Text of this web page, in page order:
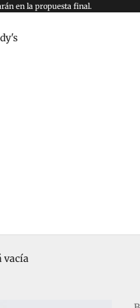
en la propuesta final.
vacía